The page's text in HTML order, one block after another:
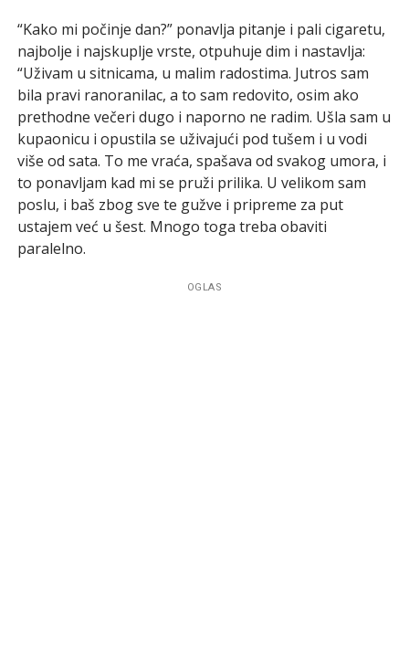
“Kako mi počinje dan?” ponavlja pitanje i pali cigaretu,
najbolje i najskuplje vrste, otpuhuje dim i nastavlja:
“Uživam u sitnicama, u malim radostima. Jutros sam
bila pravi ranoranilac, a to sam redovito, osim ako
prethodne večeri dugo i naporno ne radim. Ušla sam u
kupaonicu i opustila se uživajući pod tušem i u vodi
više od sata. To me vraća, spašava od svakog umora, i
to ponavljam kad mi se pruži prilika. U velikom sam
poslu, i baš zbog sve te gužve i pripreme za put
ustajem već u šest. Mnogo toga treba obaviti
paralelno.
OGLAS